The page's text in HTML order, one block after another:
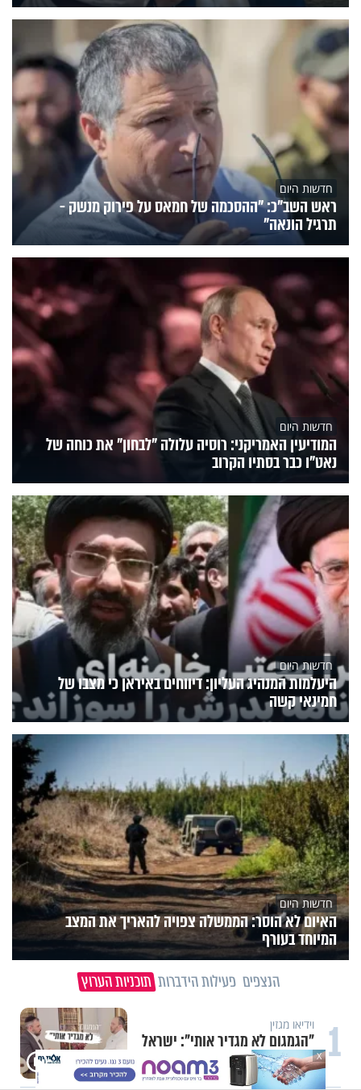
חדשות היום
ראש השב"כ: "ההסכמה של חמאס על פירוק מנשק -
תרגיל הונאה"
חדשות היום
המודיעין האמריקני: רוסיה עלולה "לבחון" את כוחה של
נאט"ו כבר בסתיו הקרוב
חדשות היום
היעלמות המנהיג העליון: דיווחים באיראן כי מצבו של
חמינאי קשה
חדשות היום
האיום לא הוסר: הממשלה צפויה להאריך את המצב
המיוחד בעורף
הנצפים פעילות הידברות תוכניות הערוץ
1 וידיאו מגזין
"הגמגום לא מגדיר אותי": ישראל
שטרן על המגבלה שלא עוצרת אותו X